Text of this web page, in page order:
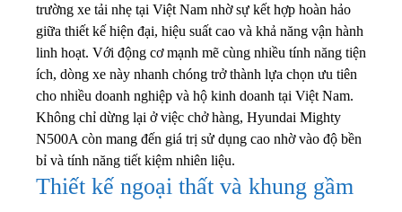
trường xe tải nhẹ tại Việt Nam nhờ sự kết hợp hoàn hảo
giữa thiết kế hiện đại, hiệu suất cao và khả năng vận hành
linh hoạt. Với động cơ mạnh mẽ cùng nhiều tính năng tiện
ích, dòng xe này nhanh chóng trở thành lựa chọn ưu tiên
cho nhiều doanh nghiệp và hộ kinh doanh tại Việt Nam.
Không chỉ dừng lại ở việc chở hàng, Hyundai Mighty
N500A còn mang đến giá trị sử dụng cao nhờ vào độ bền
bỉ và tính năng tiết kiệm nhiên liệu.
Thiết kế ngoại thất và khung gầm